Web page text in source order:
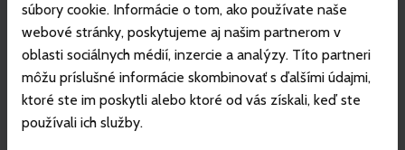
súbory cookie. Informácie o tom, ako používate naše
webové stránky, poskytujeme aj našim partnerom v
oblasti sociálnych médií, inzercie a analýzy. Títo partneri
môžu príslušné informácie skombinovať s ďalšími údajmi,
ktoré ste im poskytli alebo ktoré od vás získali, keď ste
používali ich služby.